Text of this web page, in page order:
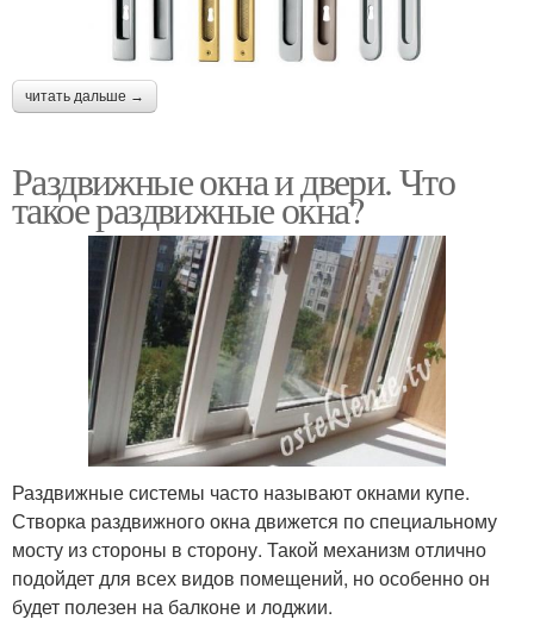
читать дальше →
Раздвижные окна и двери. Что
такое раздвижные окна?
Раздвижные системы часто называют окнами купе.
Створка раздвижного окна движется по специальному
мосту из стороны в сторону. Такой механизм отлично
подойдет для всех видов помещений, но особенно он
будет полезен на балконе и лоджии.